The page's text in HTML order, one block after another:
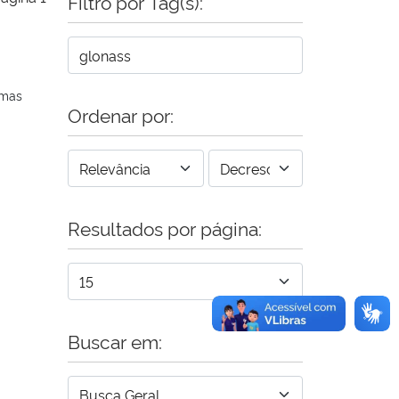
Ordenar por:
Resultados por página:
Buscar em: